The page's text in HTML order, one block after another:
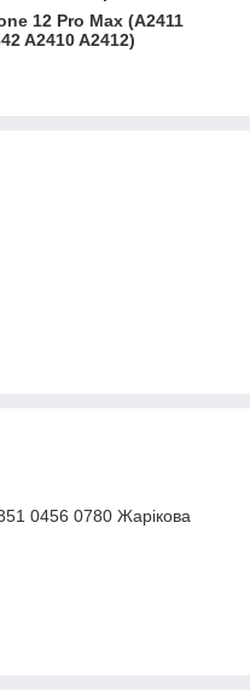
12 Pro Max (A2411
A2410 A2412)
0456 0780 Жарікова